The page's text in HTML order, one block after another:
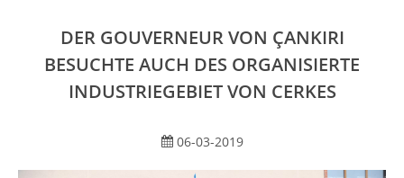
DER GOUVERNEUR VON ÇANKIRI
BESUCHTE AUCH DES ORGANISIERTE
INDUSTRIEGEBIET VON CERKES
06-03-2019